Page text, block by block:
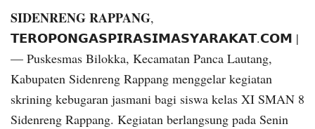
SIDENRENG RAPPANG,
𝗧𝗘𝗥𝗢𝗣𝗢𝗡𝗚𝗔𝗦𝗣𝗜𝗥𝗔𝗦𝗜𝗠𝗔𝗦𝗬𝗔𝗥𝗔𝗞𝗔𝗧.𝗖𝗢𝗠 |
— Puskesmas Bilokka, Kecamatan Panca Lautang,
Kabupaten Sidenreng Rappang menggelar kegiatan
skrining kebugaran jasmani bagi siswa kelas XI SMAN 8
Sidenreng Rappang. Kegiatan berlangsung pada Senin